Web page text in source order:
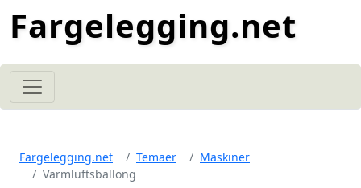
Fargelegging.net
Fargelegging.net Temaer
Maskiner
Varmluftsballong